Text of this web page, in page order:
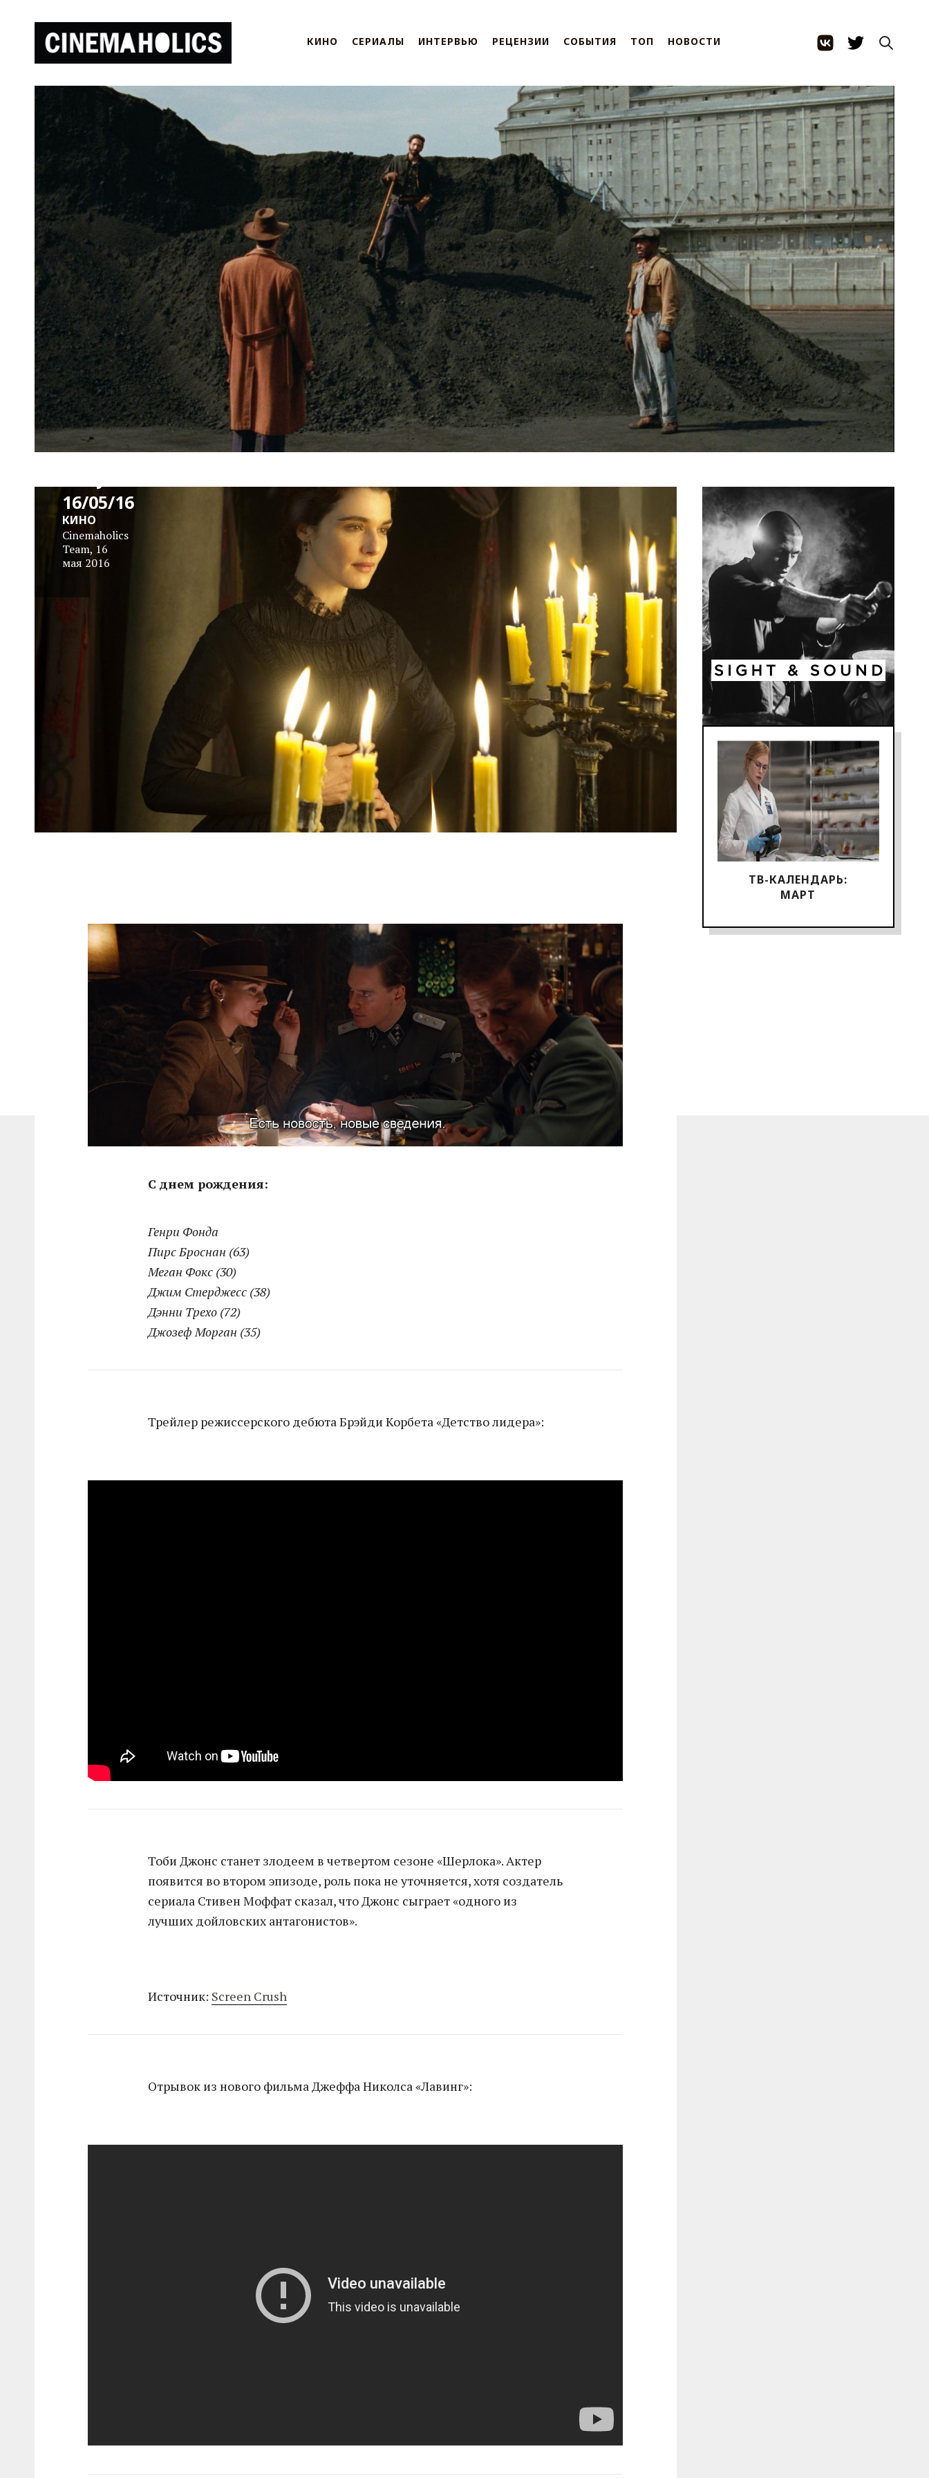
КИНО СЕРИАЛЫ ИНТЕРВЬЮ РЕЦЕНЗИИ СОБЫТИЯ ТОП НОВОСТИ
ТВ-КАЛЕНДАРЬ:
МАРТ
News
Block
16/05/16
Cinemaholics
Team, 16
мая 2016
КИНО
С днем рождения:
Генри Фонда
Пирс Броснан (63)
Меган Фокс (30)
Джим Стерджесс (38)
Дэнни Трехо (72)
Джозеф Морган (35)
Трейлер режиссерского дебюта Брэйди Корбета «Детство лидера»:
Тоби Джонс станет злодеем в четвертом сезоне «Шерлока». Актер
появится во втором эпизоде, роль пока не уточняется, хотя создатель
сериала Стивен Моффат сказал, что Джонс сыграет «одного из
лучших дойловских антагонистов».
Источник: Screen Crush
Отрывок из нового фильма Джеффа Николса «Лавинг»: